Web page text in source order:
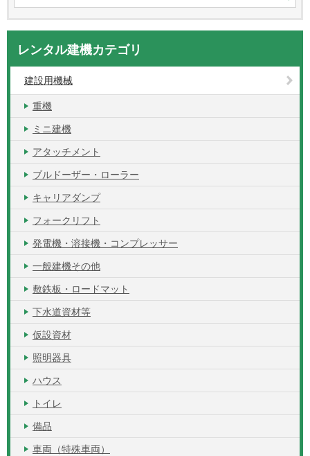
レンタル建機カテゴリ
建設用機械
重機
ミニ建機
アタッチメント
ブルドーザー・ローラー
キャリアダンプ
フォークリフト
発電機・溶接機・コンプレッサー
一般建機その他
敷鉄板・ロードマット
下水道資材等
仮設資材
照明器具
ハウス
トイレ
備品
車両（特殊車両）